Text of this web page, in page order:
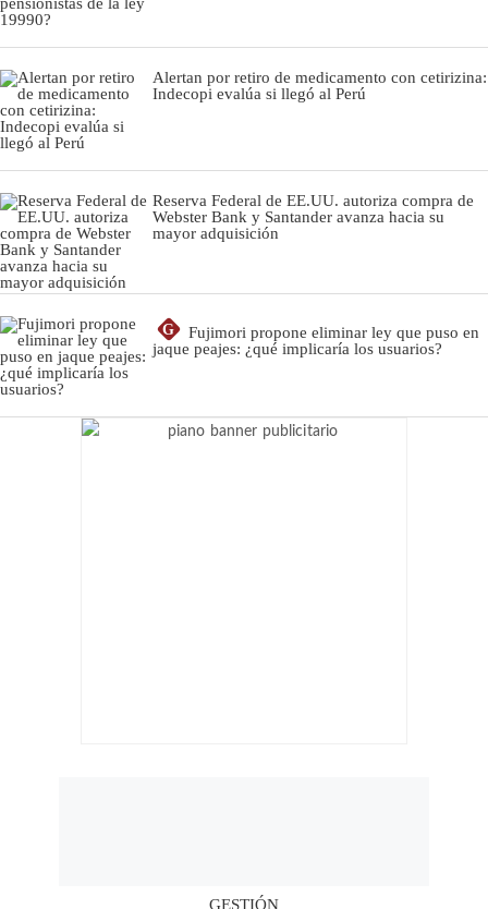
Alertan por retiro de medicamento con cetirizina:
Indecopi evalúa si llegó al Perú
Reserva Federal de EE.UU. autoriza compra de
Webster Bank y Santander avanza hacia su
mayor adquisición
G
Fujimori propone eliminar ley que puso en
jaque peajes: ¿qué implicaría los usuarios?